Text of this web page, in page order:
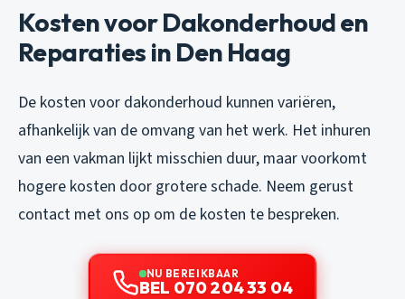
Kosten voor Dakonderhoud en
Reparaties in Den Haag
De kosten voor dakonderhoud kunnen variëren,
afhankelijk van de omvang van het werk. Het inhuren
van een vakman lijkt misschien duur, maar voorkomt
hogere kosten door grotere schade. Neem gerust
contact met ons op om de kosten te bespreken.
NU BEREIKBAAR
BEL 070 204 33 04